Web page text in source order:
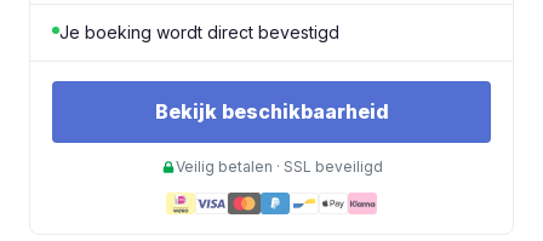
Je boeking wordt direct bevestigd
Bekijk beschikbaarheid
Veilig betalen · SSL beveiligd